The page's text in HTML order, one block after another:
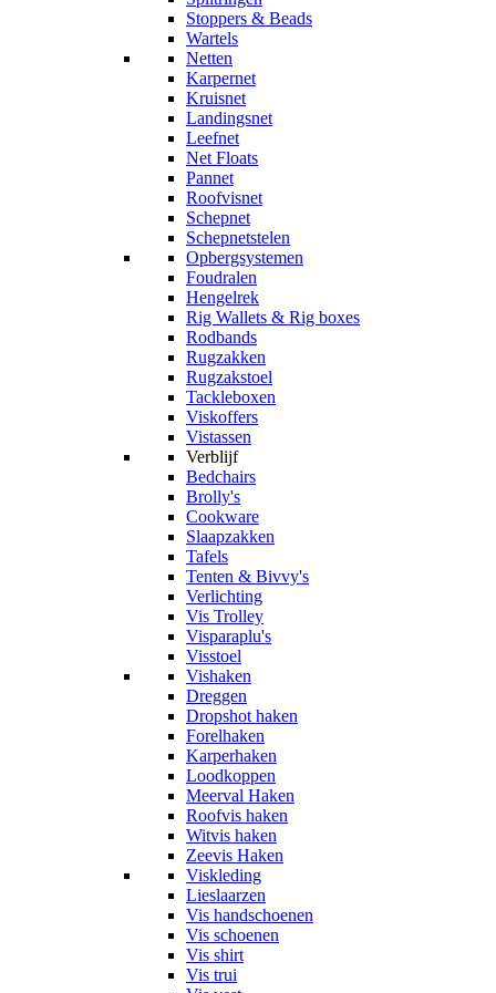
Stoppers & Beads
Wartels
Netten
Karpernet
Kruisnet
Landingsnet
Leefnet
Net Floats
Pannet
Roofvisnet
Schepnet
Schepnetstelen
Opbergsystemen
Foudralen
Hengelrek
Rig Wallets & Rig boxes
Rodbands
Rugzakken
Rugzakstoel
Tackleboxen
Viskoffers
Vistassen
Verblijf
Bedchairs
Brolly's
Cookware
Slaapzakken
Tafels
Tenten & Bivvy's
Verlichting
Vis Trolley
Visparaplu's
Visstoel
Vishaken
Dreggen
Dropshot haken
Forelhaken
Karperhaken
Loodkoppen
Meerval Haken
Roofvis haken
Witvis haken
Zeevis Haken
Viskleding
Lieslaarzen
Vis handschoenen
Vis schoenen
Vis shirt
Vis trui